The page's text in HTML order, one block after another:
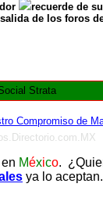
recuerde de
de los foros
Strata
Compromiso de
México.
ya lo aceptan.